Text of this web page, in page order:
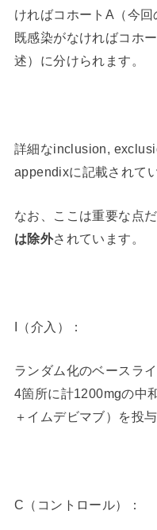
ければコホートA（今
既感染がなければコホ
述）に分けられます。
詳細なinclusion,
appendixに記載されて
なお、ここは重要な点
は除外されています。
I（介入）：
ランダム化のベースラ
4箇所に計1200mgの中
＋イムデビマブ）を投与
C（コントロール）：